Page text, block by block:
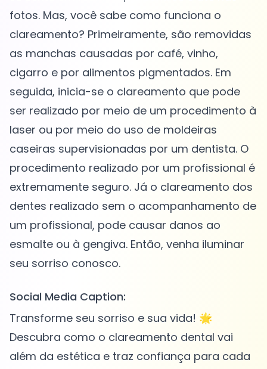
fotos. Mas, você sabe como funciona o
clareamento? Primeiramente, são removidas
as manchas causadas por café, vinho,
cigarro e por alimentos pigmentados. Em
seguida, inicia-se o clareamento que pode
ser realizado por meio de um procedimento à
laser ou por meio do uso de moldeiras
caseiras supervisionadas por um dentista. O
procedimento realizado por um profissional é
extremamente seguro. Já o clareamento dos
dentes realizado sem o acompanhamento de
um profissional, pode causar danos ao
esmalte ou à gengiva. Então, venha iluminar
Social Media Caption:
Transforme seu sorriso e sua vida! 🌟
Descubra como o clareamento dental vai
além da estética e traz confiança para cada